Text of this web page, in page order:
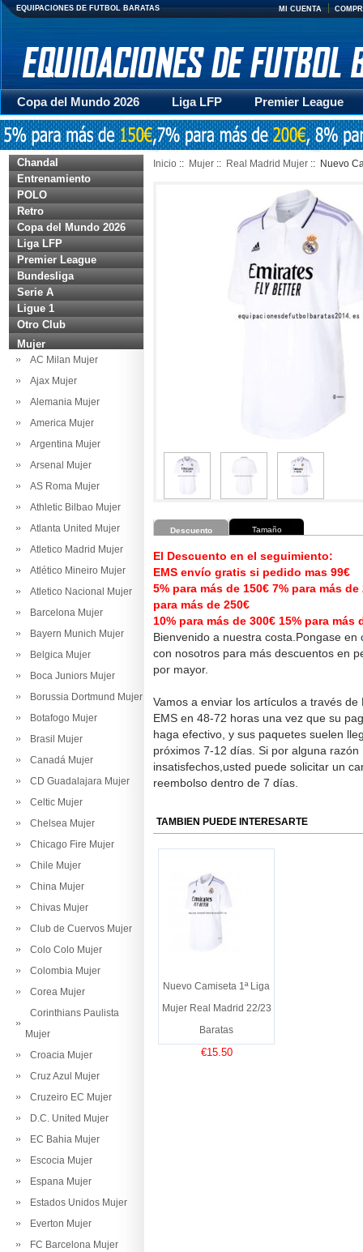
EQUIPACIONES DE FUTBOL BARATAS MI CUENTA
Copa del Mundo 2026 Liga LFP
Premier League
Mujer
Otras series Accesorios Entrenamiento
Chandal
Entrenamiento
POLO
Retro
Copa del Mundo 2026
Liga LFP
Premier League
Bundesliga
Serie A
Ligue 1
Otro Club
Mujer
AC Milan Mujer
Ajax Mujer
Alemania Mujer
America Mujer
Argentina Mujer
Arsenal Mujer
AS Roma Mujer
Athletic Bilbao Mujer
Atlanta United Mujer
Atletico Madrid Mujer
Atlético Mineiro Mujer
Atletico Nacional Mujer
Barcelona Mujer
Bayern Munich Mujer
Belgica Mujer
Boca Juniors Mujer
Borussia Dortmund Mujer
Botafogo Mujer
Brasil Mujer
Canadá Mujer
CD Guadalajara Mujer
Celtic Mujer
Chelsea Mujer
Chicago Fire Mujer
Chile Mujer
China Mujer
Chivas Mujer
Club de Cuervos Mujer
Colo Colo Mujer
Colombia Mujer
Corea Mujer
Corinthians Paulista
Mujer
Croacia Mujer
Cruz Azul Mujer
Cruzeiro EC Mujer
D.C. United Mujer
EC Bahia Mujer
Escocia Mujer
Espana Mujer
Estados Unidos Mujer
Everton Mujer
FC Barcelona Mujer
Inicio :: Mujer :: Real Madrid Mujer :: Nuevo
Descuento Tamaño
El Descuento en el seguimiento:
EMS envío gratis si pedido mas 99€
5% para más de 150€ 7% para más de
para más de 250€
10% para más de 300€ 15% para más
Bienvenido a nuestra costa.Pongase en
con nosotros para más descuentos en
por mayor.
Vamos a enviar los artículos a través de
EMS en 48-72 horas una vez que su
haga efectivo, y sus paquetes suelen
próximos 7-12 días. Si por alguna razón
insatisfechos,usted puede solicitar un
reembolso dentro de 7 días.
TAMBIEN PUEDE INTERESARTE
Nuevo Camiseta 1ª Liga
Mujer Real Madrid 22/23
Baratas
€15.50